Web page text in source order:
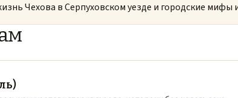
Чехова в Серпуховском уезде и городские мифы